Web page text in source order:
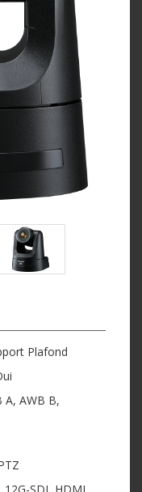
Plafond
A, AWB B,